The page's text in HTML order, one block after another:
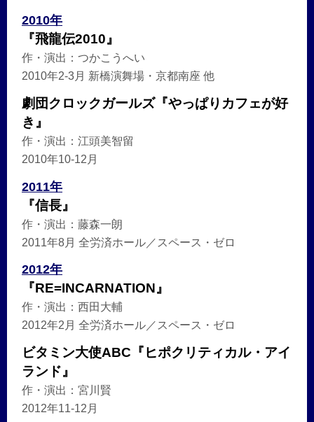
2010年
『飛龍伝2010』
作・演出：つかこうへい
2010年2-3月 新橋演舞場・京都南座 他
劇団クロックガールズ『やっぱりカフェが好
き』
作・演出：江頭美智留
2010年10-12月
2011年
『信長』
作・演出：藤森一朗
2011年8月 全労済ホール／スペース・ゼロ
2012年
『RE=INCARNATION』
作・演出：西田大輔
2012年2月 全労済ホール／スペース・ゼロ
ビタミン大使ABC『ヒポクリティカル・アイ
ランド』
作・演出：宮川賢
2012年11-12月